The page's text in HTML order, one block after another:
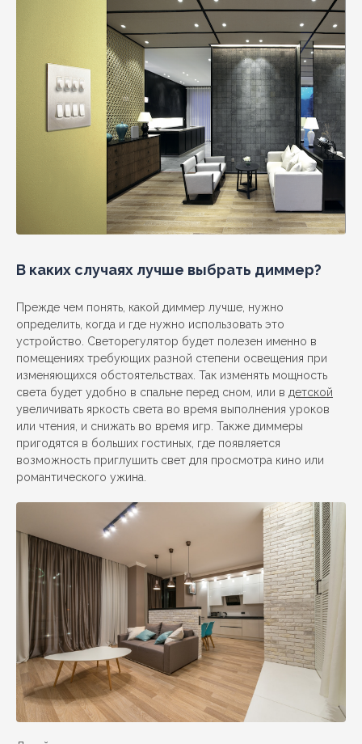
В каких случаях лучше выбрать диммер?
Прежде чем понять, какой диммер лучше, нужно
определить, когда и где нужно использовать это
устройство. Светорегулятор будет полезен именно в
помещениях требующих разной степени освещения при
изменяющихся обстоятельствах. Так изменять мощность
света будет удобно в спальне перед сном, или в детской
увеличивать яркость света во время выполнения уроков
или чтения, и снижать во время игр. Также диммеры
пригодятся в больших гостиных, где появляется
возможность приглушить свет для просмотра кино или
романтического ужина.